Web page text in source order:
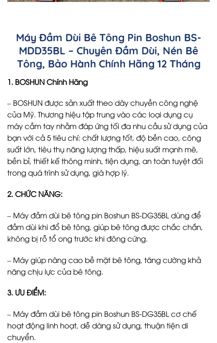
Máy Đầm Dùi Bê Tông Pin Boshun BS-
MDD35BL – Chuyên Đầm Dùi, Nén Bê
Tông, Bảo Hành Chính Hãng 12 Tháng
1. BOSHUN Chính Hãng
– BOSHUN được sản xuất theo dây chuyền công nghệ
của Mỹ. Thương hiệu tập trung vào các loại dụng cụ
máy cầm tay nhằm đáp ứng tối đa nhu cầu sử dụng của
bạn với cả 5 tiêu chí: chất lượng tốt, độ bền cao, công
suất lớn, tiêu thụ năng lượng thấp, hiệu suất mạnh mẽ,
bền bỉ, thiết kế thông minh, tiện dụng, an toàn tuyệt đối
trong quá trình sử dụng, giá hợp lý.
2. CHỨC NĂNG:
– Máy đầm dùi bê tông pin Boshun BS-DG35BL dùng để
đầm dùi khi đổ bê tông, giúp bê tông được chắc chắn,
không bị rỗ tổ ong trước khi đông cứng.
– Máy giúp nâng cao bề mặt bê tông, tăng cường khả
năng chịu lực của bê tông.
3. ƯU ĐIỂM:
– Máy đầm dùi bê tông pin Boshun BS-DG35BL cơ chế
hoạt động linh hoạt, dễ dàng sử dụng, thuận tiện di
chuyển.